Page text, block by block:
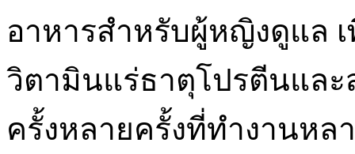
อาหารสำหรับผู้หญิงดูแล
วิตามินแร่ธาตุโปรตีนแล
ครั้งหลายครั้งที่ทำงานห